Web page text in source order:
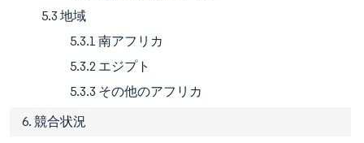
5.3 地域
5.3.1 南アフリカ
5.3.2 エジプト
5.3.3 その他のアフリカ
6. 競合状況